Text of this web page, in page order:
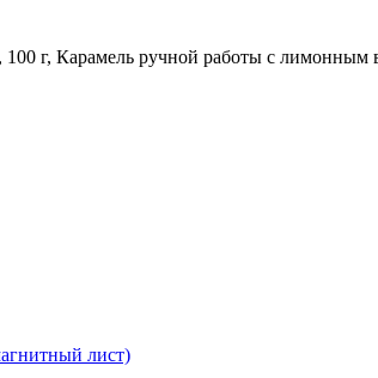
г, Карамель ручной работы с лимонным